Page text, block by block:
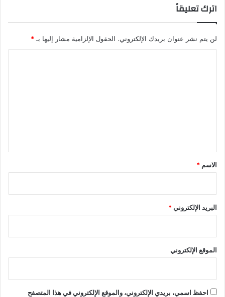
اترك تعليقاً
لن يتم نشر عنوان بريدك الإلكتروني. الحقول الإلزامية مشار إليها بـ *
*
الاسم *
البريد الإلكتروني*
الموقع الإلكتروني
احفظ اسمي، بريدي الإلكتروني، والموقع الإلكتروني في هذا المتصفح